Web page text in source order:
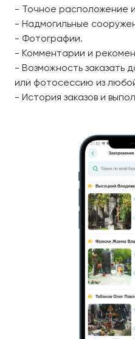
- Точное расположение
- Надмогильные
- Фотографии.
- Комментарии и
- Возможность заказать
или фотосессию из
- История заказов и